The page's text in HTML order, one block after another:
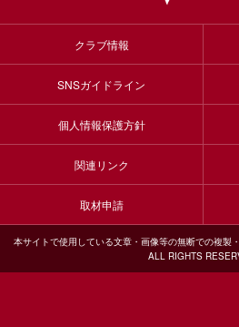
クラブ情報
SNSガイドライン
個人情報保護方針
関連リンク
取材申請
本サイトで使用している文章・画像等の無断での複
ALL RIGHTS